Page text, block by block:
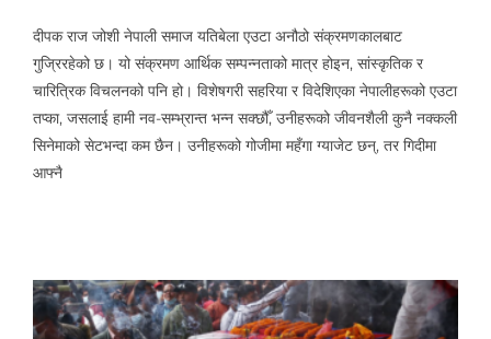
दीपक राज जोशी नेपाली समाज यतिबेला एउटा अनौठो संक्रमणकालबाट
गुज्रिरहेको छ। यो संक्रमण आर्थिक सम्पन्नताको मात्र होइन, सांस्कृतिक र
चारित्रिक विचलनको पनि हो। विशेषगरी सहरिया र विदेशिएका नेपालीहरूको एउटा
तप्का, जसलाई हामी नव-सम्भ्रान्त भन्न सक्छौँ, उनीहरूको जीवनशैली कुनै नक्कली
सिनेमाको सेटभन्दा कम छैन। उनीहरूको गोजीमा महँगा ग्याजेट छन्, तर गिदीमा
आफ्नै